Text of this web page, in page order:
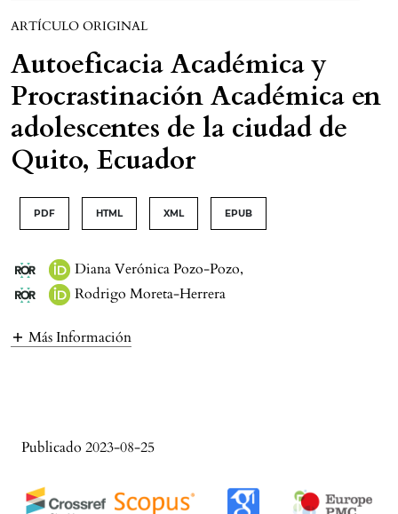
ARTÍCULO ORIGINAL
Autoeficacia Académica y
Procrastinación Académica en
adolescentes de la ciudad de
Quito, Ecuador
PDF HTML XML EPUB
Diana Verónica Pozo-Pozo,
Rodrigo Moreta-Herrera
Más Información
Publicado 2023-08-25